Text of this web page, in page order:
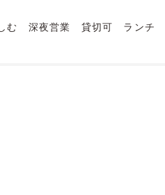
む 深夜営業 貸切可 ランチ